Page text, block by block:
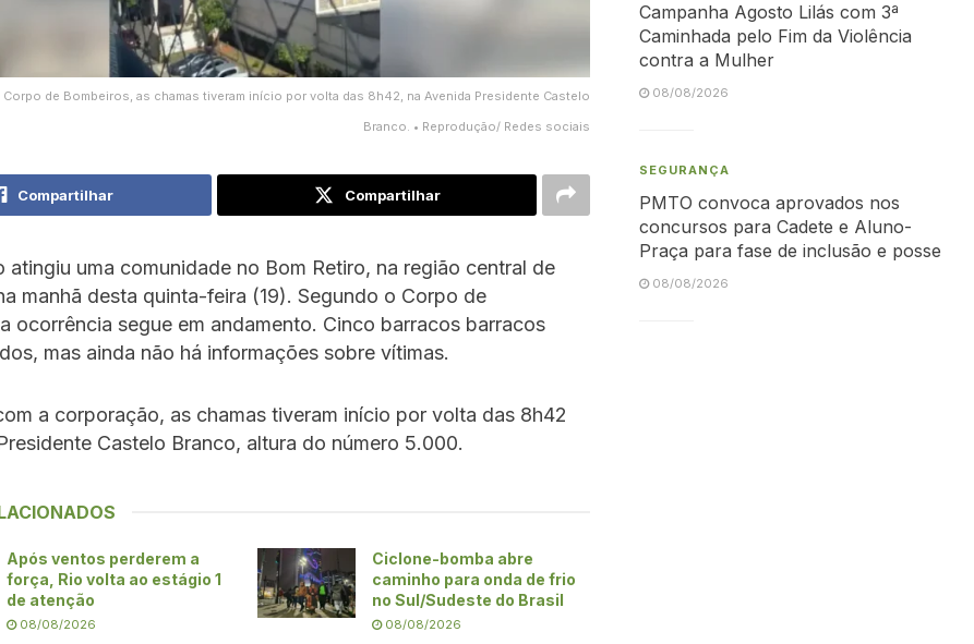
de Bombeiros, as chamas tiveram início por volta das 8h42, na Avenida Presidente Castelo
Branco. • Reprodução/ Redes sociais
Compartilhar Compartilhar
atingiu uma comunidade no Bom Retiro, na região central de
manhã desta quinta-feira (19). Segundo o Corpo de
ocorrência segue em andamento. Cinco barracos barracos
mas ainda não há informações sobre vítimas.
a corporação, as chamas tiveram início por volta das 8h42
Castelo Branco, altura do número 5.000.
Após ventos perderem a
força, Rio volta ao estágio 1
de atenção
08/08/2026
Ciclone-bomba abre
caminho para onda de frio
no Sul/Sudeste do Brasil
08/08/2026
Campanha Agosto Lilás com 3ª
Caminhada pelo Fim da Violência
contra a Mulher
08/08/2026
SEGURANÇA
PMTO convoca aprovados nos
concursos para Cadete e Aluno-
Praça para fase de inclusão e posse
08/08/2026